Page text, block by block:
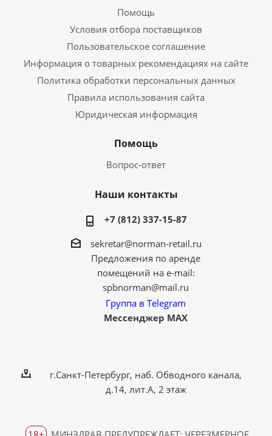
Помощь
Условия отбора поставщиков
Пользовательское соглашение
Информация о товарных рекомендациях на сайте
Политика обработки персональных данных
Правила использования сайта
Юридическая информация
Помощь
Вопрос-ответ
Наши контакты
+7 (812) 337-15-87
sekretar@norman-retail.ru
Предложения по аренде
помещений на e-mail:
spbnorman@mail.ru
Группа в Telegram
Мессенджер MAX
г.Санкт-Петербург, наб. Обводного канала,
д.14, лит.А, 2 этаж